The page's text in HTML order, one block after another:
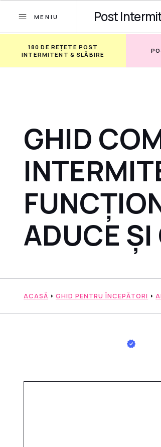
MENIU Post
180 DE REȚETE POST
INTERMITENT & SLĂBIRE
GHID
ADUCE
ACASĂ GHID PENTRU ÎNCEPĂTORI